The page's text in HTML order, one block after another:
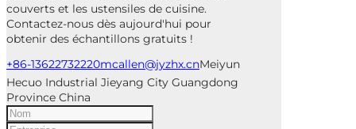
couverts et les ustensiles de cuisine.
Contactez-nous dès aujourd'hui pour
obtenir des échantillons gratuits !
+86-13622732220mcallen@jyzhx.cnMeiyun
Hecuo Industrial Jieyang City Guangdong
Province China